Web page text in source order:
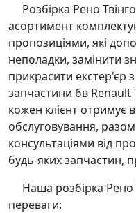
Розбірка Рено
асортимент
пропозиціями, які
неполадки, замінити
прикрасити екстер'єр
запчастини бв
кожен клієнт отримує
обслуговування,
консультаціями від
будь-яких запчастин,
Наша розбірка Рено
переваги: